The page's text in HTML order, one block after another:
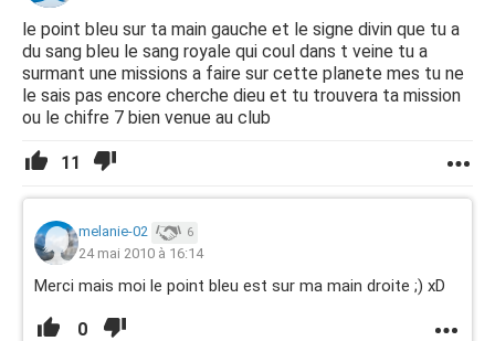
le point bleu sur ta main gauche et le signe divin que tu a
du sang bleu le sang royale qui coul dans t veine tu a
surmant une missions a faire sur cette planete mes tu ne
le sais pas encore cherche dieu et tu trouvera ta mission
ou le chifre 7 bien venue au club
11
melanie-02 6
24 mai 2010 à 16:14
Merci mais moi le point bleu est sur ma main droite ;) xD
0